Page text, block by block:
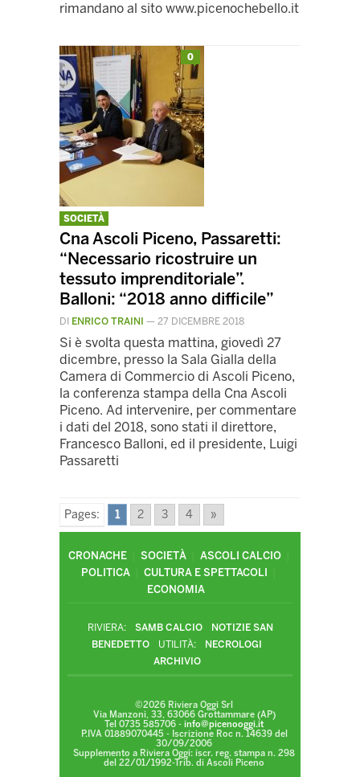
rimandano al sito www.picenochebello.it
0
SOCIETÀ
Cna Ascoli Piceno, Passaretti:
“Necessario ricostruire un
tessuto imprenditoriale”.
Balloni: “2018 anno difficile”
DI ENRICO TRAINI — 27 DICEMBRE 2018
Si è svolta questa mattina, giovedì 27
dicembre, presso la Sala Gialla della
Camera di Commercio di Ascoli Piceno,
la conferenza stampa della Cna Ascoli
Piceno. Ad intervenire, per commentare
i dati del 2018, sono stati il direttore,
Francesco Balloni, ed il presidente, Luigi
Passaretti
Pages: 1 2 3 4 »
CRONACHE SOCIETÀ
ASCOLI CALCIO
POLITICA
CULTURA E SPETTACOLI
ECONOMIA
RIVIERA: SAMB CALCIO
NOTIZIE SAN
BENEDETTO
UTILITÀ:
NECROLOGI
ARCHIVIO
©2026 Riviera Oggi Srl
Via Manzoni, 33, 63066 Grottammare (AP)
Tel 0735 585706 - info@picenooggi.it
P.IVA 01889070445 - Iscrizione Roc n. 14639 del
30/09/2006
Supplemento a Riviera Oggi: iscr. reg. stampa n. 298
del 22/01/1992-Trib. di Ascoli Piceno